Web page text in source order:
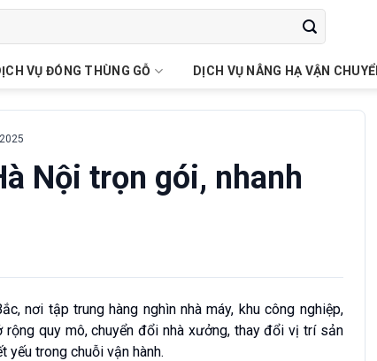
VỤ ĐÓNG THÙNG GỖ DỊCH VỤ NÂNG HẠ VẬN
Nội trọn gói, nhanh
nơi tập trung hàng nghìn nhà máy, khu công nghiệp,
quy mô, chuyển đổi nhà xưởng, thay đổi vị trí sản
yếu trong chuỗi vận hành.